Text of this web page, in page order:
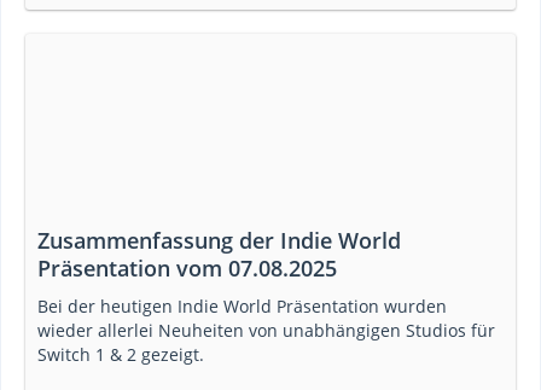
Zusammenfassung der Indie World
Präsentation vom 07.08.2025
Bei der heutigen Indie World Präsentation wurden
wieder allerlei Neuheiten von unabhängigen Studios für
Switch 1 & 2 gezeigt.